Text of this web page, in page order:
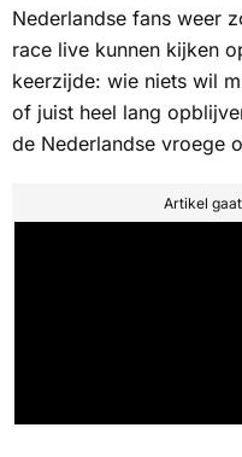
Nederlandse fans weer
race live kunnen kijken
keerzijde: wie niets wil
of juist heel lang
de Nederlandse vroege
Artikel